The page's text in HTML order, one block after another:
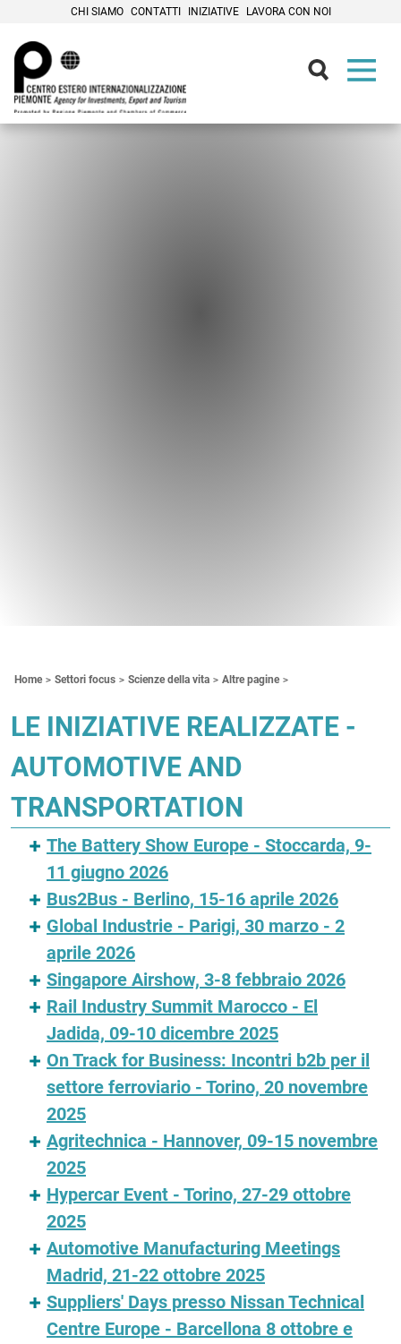
CHI SIAMO CONTATTI INIZIATIVE LAVORA CON NOI
Contenuti Principali
Home Settori focus Scienze della vita Altre pagine
LE INIZIATIVE REALIZZATE -
AUTOMOTIVE AND
TRANSPORTATION
The Battery Show Europe - Stoccarda, 9-
11 giugno 2026
Bus2Bus - Berlino, 15-16 aprile 2026
Global Industrie - Parigi, 30 marzo - 2
aprile 2026
Singapore Airshow, 3-8 febbraio 2026
Rail Industry Summit Marocco - El
Jadida, 09-10 dicembre 2025
On Track for Business: Incontri b2b per il
settore ferroviario - Torino, 20 novembre
2025
Agritechnica - Hannover, 09-15 novembre
2025
Hypercar Event - Torino, 27-29 ottobre
2025
Automotive Manufacturing Meetings
Madrid, 21-22 ottobre 2025
Suppliers' Days presso Nissan Technical
Centre Europe - Barcellona 8 ottobre e